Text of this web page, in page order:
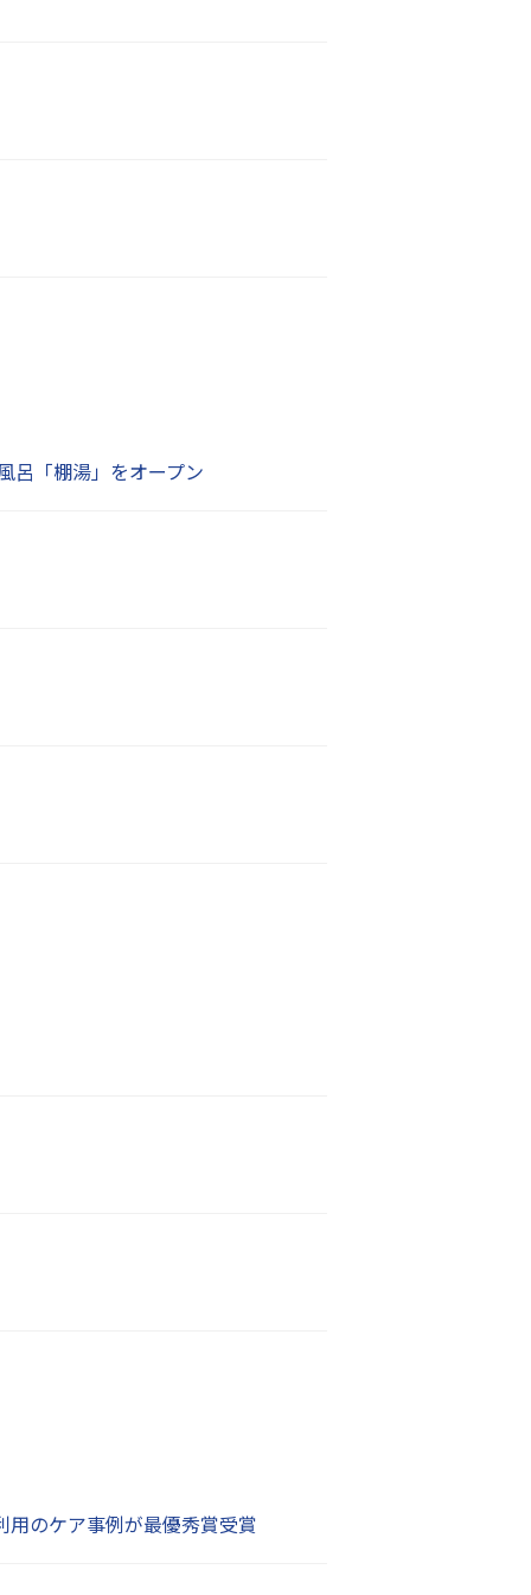
「棚湯」をオープン
のケア事例が最優秀賞受賞